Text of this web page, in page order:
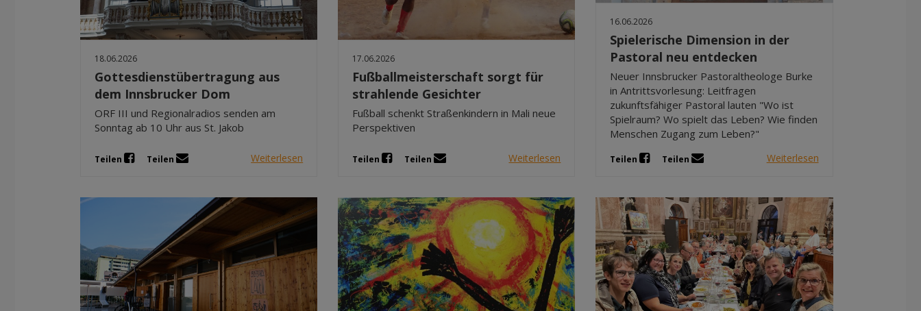
Okt 2025
Sep 2025
18.06.2026
Gottesdienstübertragung aus
dem Innsbrucker Dom
ORF III und Regionalradios senden am
Sonntag ab 10 Uhr aus St. Jakob
Teilen Teilen Weiterlesen
17.06.2026
Fußballmeisterschaft sorgt für
strahlende Gesichter
Fußball schenkt Straßenkindern in Mali neue
Perspektiven
Teilen Teilen Weiterlesen
16.06.2026
Spielerische Dimension in der
Pastoral neu entdecken
Neuer Innsbrucker Pastoraltheologe Burke
in Antrittsvorlesung: Leitfragen
zukunftsfähiger Pastoral lauten "Wo ist
Spielraum? Wo spielt das Leben? Wie finden
Menschen Zugang zum Leben?"
Teilen Teilen Weiterlesen